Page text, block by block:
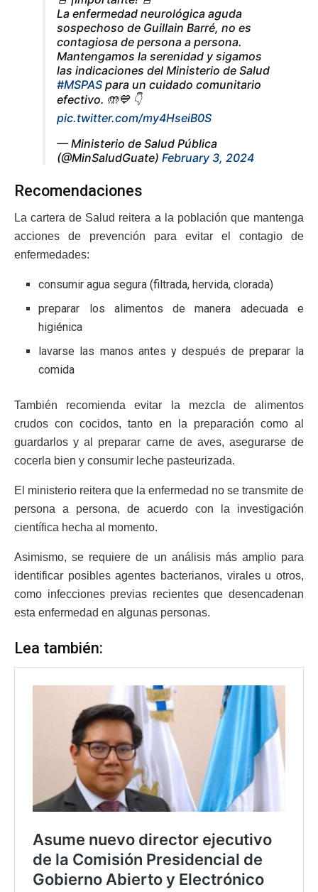
La enfermedad neurológica aguda
sospechoso de Guillain Barré, no es
contagiosa de persona a persona.
Mantengamos la serenidad y sigamos
las indicaciones del Ministerio de Salud
#MSPAS para un cuidado comunitario
efectivo. 🤲💙 👇
pic.twitter.com/my4HseiB0S
— Ministerio de Salud Pública
(@MinSaludGuate) February 3, 2024
Recomendaciones
La cartera de Salud reitera a la población que mantenga
acciones de prevención para evitar el contagio de
enfermedades:
consumir agua segura (filtrada, hervida, clorada)
preparar los alimentos de manera adecuada e
higiénica
lavarse las manos antes y después de preparar la
comida
También recomienda evitar la mezcla de alimentos
crudos con cocidos, tanto en la preparación como al
guardarlos y al preparar carne de aves, asegurarse de
cocerla bien y consumir leche pasteurizada.
El ministerio reitera que la enfermedad no se transmite de
persona a persona, de acuerdo con la investigación
científica hecha al momento.
Asimismo, se requiere de un análisis más amplio para
identificar posibles agentes bacterianos, virales u otros,
como infecciones previas recientes que desencadenan
esta enfermedad en algunas personas.
Lea también: